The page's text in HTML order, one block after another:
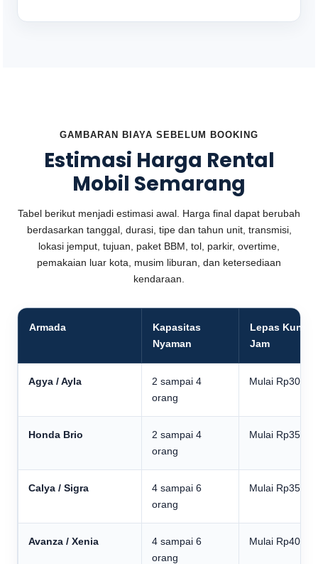
GAMBARAN BIAYA SEBELUM BOOKING
Estimasi Harga Rental
Mobil Semarang
Tabel berikut menjadi estimasi awal. Harga final dapat berubah
berdasarkan tanggal, durasi, tipe dan tahun unit, transmisi,
lokasi jemput, tujuan, paket BBM, tol, parkir, overtime,
pemakaian luar kota, musim liburan, dan ketersediaan
kendaraan.
Armada
Kapasitas
Nyaman
Lepas Kunci
Jam
Agya / Ayla
2 sampai 4
orang
Mulai
Honda Brio
2 sampai 4
orang
Mulai
Calya / Sigra
4 sampai 6
orang
Mulai
Avanza / Xenia
4 sampai 6
orang
Mulai